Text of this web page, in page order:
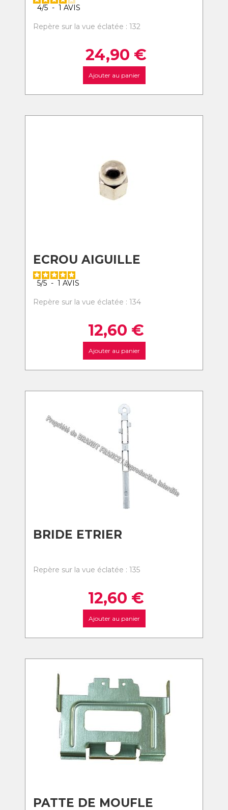
4/5 - 1 AVIS
Repère sur la vue éclatée : 132
24,90 €
Ajouter au panier
ECROU AIGUILLE
5/5 - 1 AVIS
Repère sur la vue éclatée : 134
12,60 €
Ajouter au panier
BRIDE ETRIER
Repère sur la vue éclatée : 135
12,60 €
Ajouter au panier
PATTE DE MOUFLE